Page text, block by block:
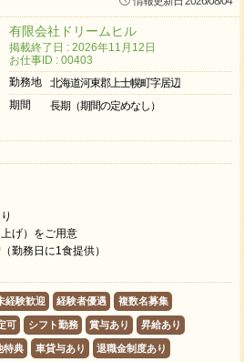
有限会社ドリームヒル
掲載終了日 : 2026年11月12日
お仕事ID : 00403
勤務地
北海道河東郡上士幌町字居辺
期間
長期（期間の定めなし）
げ）をご用意
勤務日に1食提供）
経験歓迎 経験者優遇 複数名募集
可 シフト勤務 賞与あり 昇給あり
特典 車貸与あり 退職金制度あり